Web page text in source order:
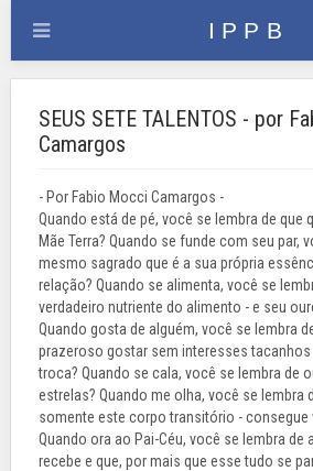
SEUS SETE TALENTOS - por
Camargos
- Por Fabio Mocci Camargos -
Quando está de pé, você se lembra de que
Mãe Terra? Quando se funde com seu par,
mesmo sagrado que é a sua própria
relação? Quando se alimenta, você se
verdadeiro nutriente do alimento - e seu
Quando gosta de alguém, você se lembra
prazeroso gostar sem interesses tacanhos
troca? Quando se cala, você se lembra de
estrelas? Quando me olha, você se lembra
somente este corpo transitório - consegue
Quando ora ao Pai-Céu, você se lembra de
recebe e que, por mais que esse tudo se